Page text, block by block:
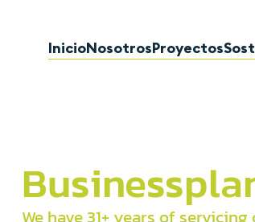
InicioNosotrosProyectos
Business
We have 31+ years of